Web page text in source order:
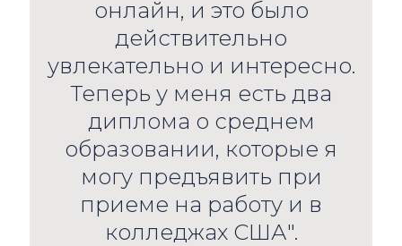
онлайн, и это было
действительно
увлекательно и интересно.
Теперь у меня есть два
диплома о среднем
образовании, которые я
могу предъявить при
приеме на работу и в
колледжах США".